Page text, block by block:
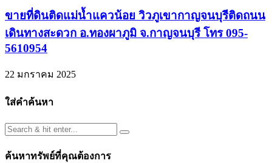
ขายที่ดินติดแม่น้ำแควน้อย วิวภูเขากาญจนบุรีติดถนน
เดินทางสะดวก อ.ทองผาภูมิ จ.กาญจนบุรี โทร 095-
5610954
22 มกราคม 2025
ใส่คำค้นหา
ค้นหาทรัพย์ที่คุณต้องการ